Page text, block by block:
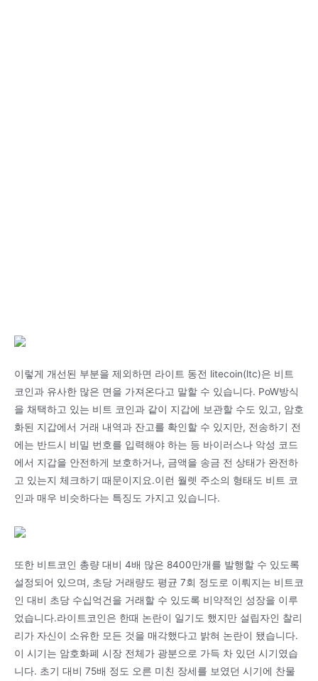
이렇게 개선된 부분을 제외하면 라이트 동전 litecoin(ltc)은 비트
코인과 유사한 많은 면을 가져온다고 말할 수 있습니다. PoW방식
을 채택하고 있는 비트 코인과 같이 지갑에 보관할 수도 있고, 암호
화된 지갑에서 거래 내역과 잔고를 확인할 수 있지만, 전송하기 전
에는 반드시 비밀 번호를 입력해야 하는 등 바이러스나 악성 코드
에서 지갑을 안전하게 보호하거나, 금액을 송금 전 상태가 완전하
고 있는지 체크하기 때문이지요.이런 월렛 주소의 형태도 비트 코
인과 매우 비슷하다는 특징도 가지고 있습니다.
또한 비트코인 총량 대비 4배 많은 8400만개를 발행할 수 있도록
설정되어 있으며, 초당 거래량도 평균 7회 정도로 이뤄지는 비트코
인 대비 초당 수십억건을 거래할 수 있도록 비약적인 성장을 이루
었습니다.라이트코인은 한때 논란이 일기도 했지만 설립자인 찰리
리가 자신이 소유한 모든 것을 매각했다고 밝혀 논란이 됐습니다.
이 시기는 암호화폐 시장 전체가 광분으로 가득 차 있던 시기였습
니다. 초기 대비 75배 정도 오른 미친 장세를 보였던 시기에 찬물